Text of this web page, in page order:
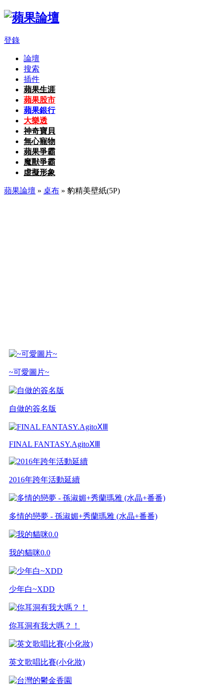
登錄
論壇
搜索
插件
蘋果生涯
蘋果股市
蘋果銀行
大樂透
神奇寶貝
無心寵物
蘋果爭霸
魔獸爭霸
虛擬形象
蘋果論壇 » 桌布 » 豹精美壁紙(5P)
~可愛圖片~
自做的簽名版
FINAL FANTASY.AgitoⅩⅢ
2016年跨年活動延續
多情的戀夢 - 孫淑媚+秀蘭瑪雅 (水晶+番番)
我的貓咪0.0
少年白~XDD
你耳洞有我大嗎？！
英文歌唱比賽(小化妝)